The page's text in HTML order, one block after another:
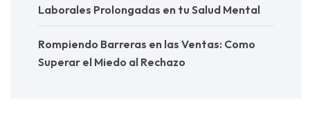
Laborales Prolongadas en tu Salud Mental
Rompiendo Barreras en las Ventas: Como
Superar el Miedo al Rechazo